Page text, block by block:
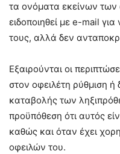
τα ονόματα εκείνων των
ειδοποιηθεί με e-mail
τους, αλλά δεν
Εξαιρούνται οι
στον οφειλέτη ρύθμιση
καταβολής των
προϋπόθεση ότι αυτός
καθώς και όταν έχει
οφειλών του.